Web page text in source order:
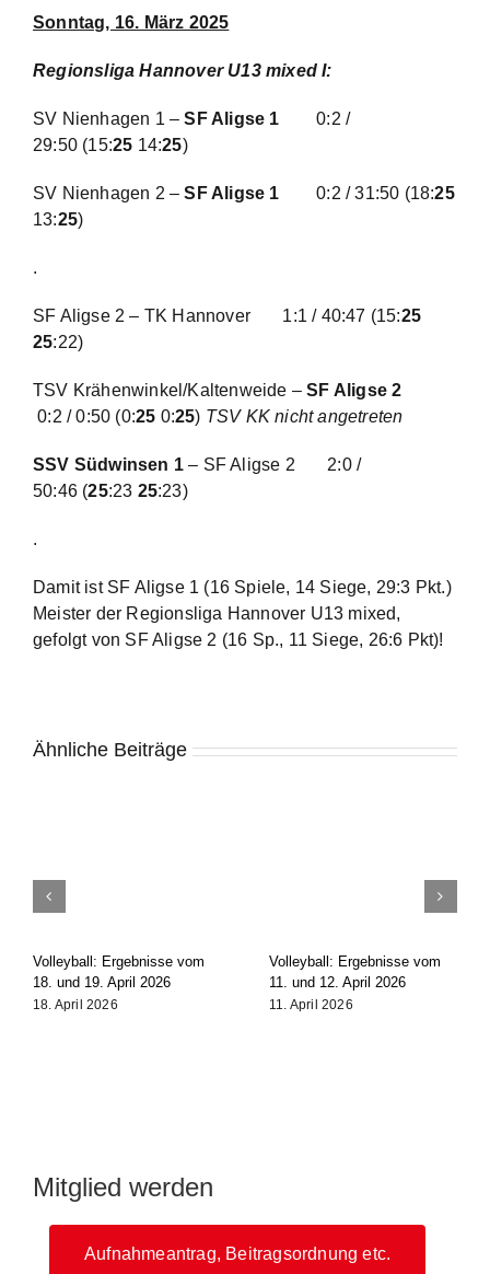
Sonntag, 16. März 2025
Regionsliga Hannover U13 mixed I:
SV Nienhagen 1 –SF Aligse 1
0:2 /
29:50 (15:25 14:25)
SV Nienhagen 2 –SF Aligse 1 0:2 / 31:50 (18:25
13:25)
.
SF Aligse 2 – TK Hannover 1:1 / 40:47 (15:25
25:22)
TSV Krähenwinkel/Kaltenweide –SF Aligse 2
0:2 / 0:50 (0:25 0:25) TSV KK nicht angetreten
SSV Südwinsen 1– SF Aligse 2 2:0 /
50:46 (25:23 25:23)
.
Damit ist SF Aligse 1 (16 Spiele, 14 Siege, 29:3 Pkt.)
Meister der Regionsliga Hannover U13 mixed,
gefolgt von SF Aligse 2 (16 Sp., 11 Siege, 26:6 Pkt)!
Ähnliche Beiträge
Volleyball: Ergebnisse vom
18. und 19. April 2026
18. April 2026
Volleyball: Ergebnisse vom
11. und 12. April 2026
11. April 2026
Mitglied werden
Aufnahmeantrag, Beitragsordnung etc.